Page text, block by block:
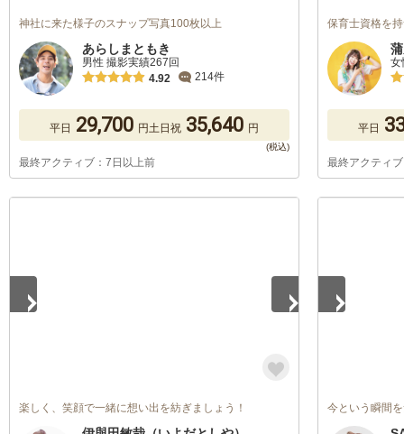
神社に来た様子のスナップ写真100枚以上
あらしまともき
男性 撮影実績267回
4.92
214件
平日 29,700 円土日祝 35,640 円
最終アクティブ：7日以上前
保育士資格を
女
平日
最終アクティ
楽しく、笑顔で一緒に想い出を紡ぎましょう！ 今という瞬間